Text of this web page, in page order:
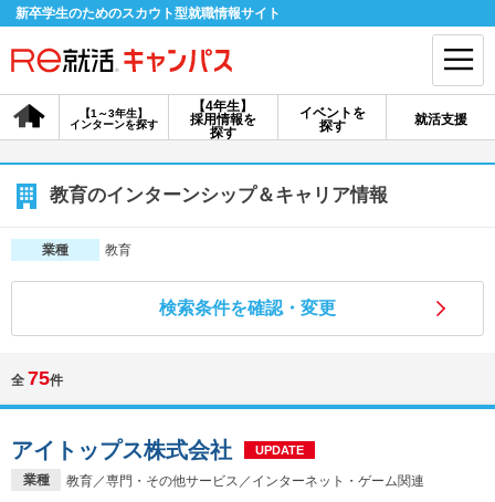
新卒学生のためのスカウト型就職情報サイト
【4年生】
採用情報を
探す
【1～3年生】
インターンを探す
イベントを
探す
就活支援
会員登録 ログイン
会員ID・パスワードを忘れた方はこちら
探す
【4年生】
【1～3年生】
イベントを探す スカウト お知らせ
就活ノウハウ・サポート
教育のインターンシップ＆キャリア情報
業種 教育
検索条件を確認・変更
全 75件
業種 教育／専門・その他サービス／インターネット・ゲーム関連
アイトップス株式会社 UPDATE